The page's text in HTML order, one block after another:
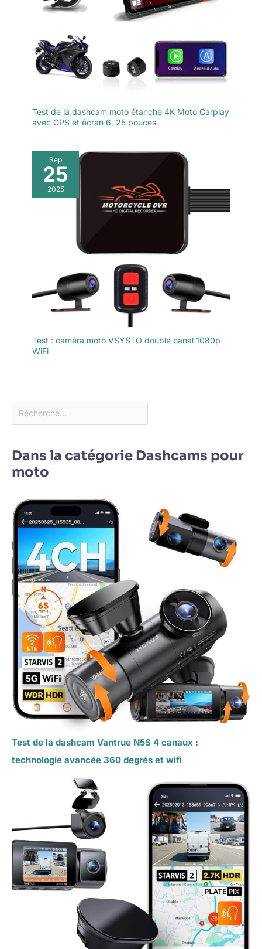
Test de la dashcam moto étanche 4K Moto Carplay
avec GPS et écran 6, 25 pouces
Sep
25
2025
Test : caméra moto VSYSTO double canal 1080p
WiFi
Dans la catégorie Dashcams pour
moto
Test de la dashcam Vantrue N5S 4 canaux :
technologie avancée 360 degrés et wifi